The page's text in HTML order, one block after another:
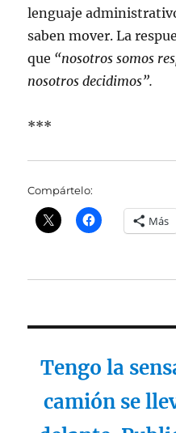
lenguaje
saben mover. La
que “nosotros somos
nosotros decidimos”.
***
Compártelo:
Más
Tengo la
camión se